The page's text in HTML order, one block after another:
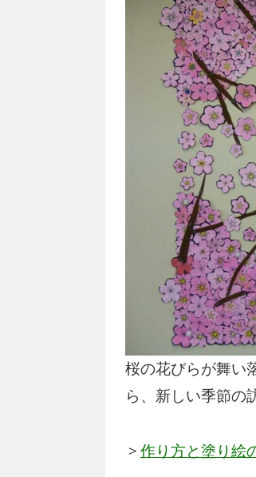
桜の花びらが舞い
ら、新しい季節の
＞ 作り方と塗り絵